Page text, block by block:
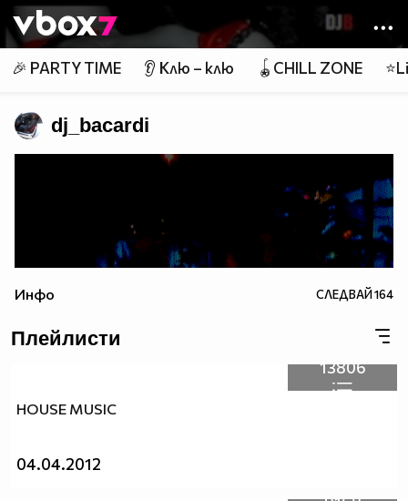
Member of
👾
🎉 PARTY TIME 👂 Клю – клю 🪀CHILL ZONE
dj_bacardi
Инфо СЛЕДВАЙ164
Плейлисти
13806
HOUSE MUSIC
04.04.2012